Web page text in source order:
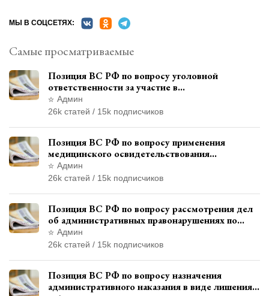
МЫ В СОЦСЕТЯХ:
Самые просматриваемые
Позиция ВС РФ по вопросу уголовной
ответственности за участие в
террористической организации до
официального признания
Админ
26k статей / 15k подписчиков
Позиция ВС РФ по вопросу применения
медицинского освидетельствования
военнослужащих при увольнении с военной
службы
Админ
26k статей / 15k подписчиков
Позиция ВС РФ по вопросу рассмотрения дел
об административных правонарушениях по
месту жительства и сроков давности
привлечения к ответственности
Админ
26k статей / 15k подписчиков
Позиция ВС РФ по вопросу назначения
административного наказания в виде лишения